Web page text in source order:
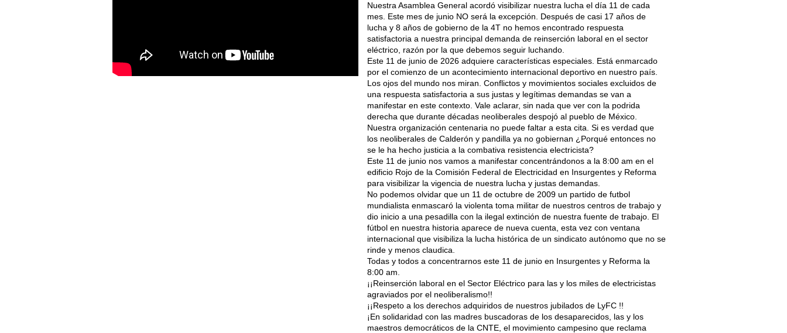
Nuestra Asamblea General acordó visibilizar nuestra lucha el día 11 de cada
mes. Este mes de junio NO será la excepción. Después de casi 17 años de
lucha y 8 años de gobierno de la 4T no hemos encontrado respuesta
satisfactoria a nuestra principal demanda de reinserción laboral en el sector
eléctrico, razón por la que debemos seguir luchando.
Este 11 de junio de 2026 adquiere características especiales. Está enmarcado
por el comienzo de un acontecimiento internacional deportivo en nuestro país.
Los ojos del mundo nos miran. Conflictos y movimientos sociales excluidos de
una respuesta satisfactoria a sus justas y legítimas demandas se van a
manifestar en este contexto. Vale aclarar, sin nada que ver con la podrida
derecha que durante décadas neoliberales despojó al pueblo de México.
Nuestra organización centenaria no puede faltar a esta cita. Si es verdad que
los neoliberales de Calderón y pandilla ya no gobiernan ¿Porqué entonces no
se le ha hecho justicia a la combativa resistencia electricista?
Este 11 de junio nos vamos a manifestar concentrándonos a la 8:00 am en el
edificio Rojo de la Comisión Federal de Electricidad en Insurgentes y Reforma
para visibilizar la vigencia de nuestra lucha y justas demandas.
No podemos olvidar que un 11 de octubre de 2009 un partido de futbol
mundialista enmascaró la violenta toma militar de nuestros centros de trabajo y
dio inicio a una pesadilla con la ilegal extinción de nuestra fuente de trabajo. El
fútbol en nuestra historia aparece de nueva cuenta, esta vez con ventana
internacional que visibiliza la lucha histórica de un sindicato autónomo que no se
rinde y menos claudica.
Todas y todos a concentrarnos este 11 de junio en Insurgentes y Reforma la
8:00 am.
¡¡Reinserción laboral en el Sector Eléctrico para las y los miles de electricistas
agraviados por el neoliberalismo!!
¡¡Respeto a los derechos adquiridos de nuestros jubilados de LyFC !!
¡En solidaridad con las madres buscadoras de los desaparecidos, las y los
maestros democráticos de la CNTE, el movimiento campesino que reclama